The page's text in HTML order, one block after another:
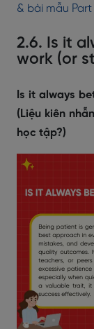
& bài mẫu Part
2.6. Is it
work (or
Is it always
(Liệu kiên
học tập?)